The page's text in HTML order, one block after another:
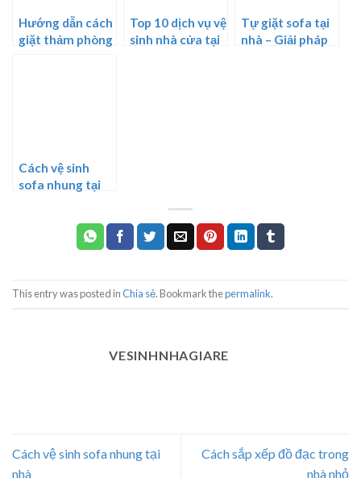
Hướng dẫn cách
giặt thảm phòng
Top 10 dịch vụ vệ
sinh nhà cửa tại
Tự giặt sofa tại
nhà – Giải pháp
Cách vệ sinh
sofa nhung tại
This entry was posted inChia sẻ. Bookmark thepermalink.
VESINHNHAGIARE
Cách vệ sinh sofa nhung tại
nhà
Cách sắp xếp đồ đạc trong
nhà nhỏ